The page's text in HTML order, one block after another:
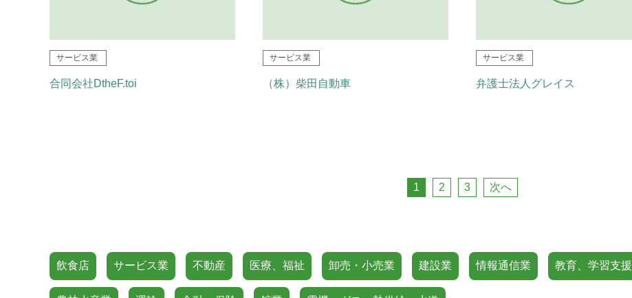
サービス業
合同会社DtheF.toi
サービス業
（株）柴田自動車
サービス業
弁護士法人グレイス
1 2 3 次へ
飲食店 サービス業 不動産 医療、福祉 卸売・小売業 建設業 情報通信業 教育、学習支援